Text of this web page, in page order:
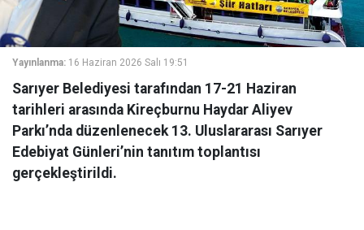
Yayınlanma: 16 Haziran 2026 Salı 19:51
Sarıyer Belediyesi tarafından 17-21 Haziran
tarihleri arasında Kireçburnu Haydar Aliyev
Parkı’nda düzenlenecek 13. Uluslararası Sarıyer
Edebiyat Günleri’nin tanıtım toplantısı
gerçekleştirildi.